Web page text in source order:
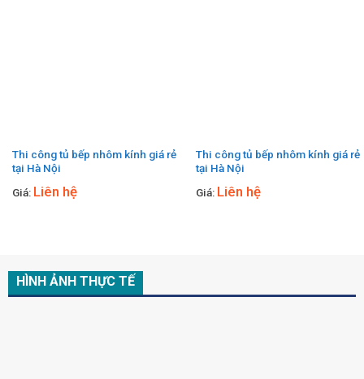
Thi công tủ bếp nhôm kính giá rẻ
tại Hà Nội
Giá: Liên hệ
Thi công tủ bếp nhôm kính giá rẻ
tại Hà Nội
Giá: Liên hệ
HÌNH ẢNH THỰC TẾ